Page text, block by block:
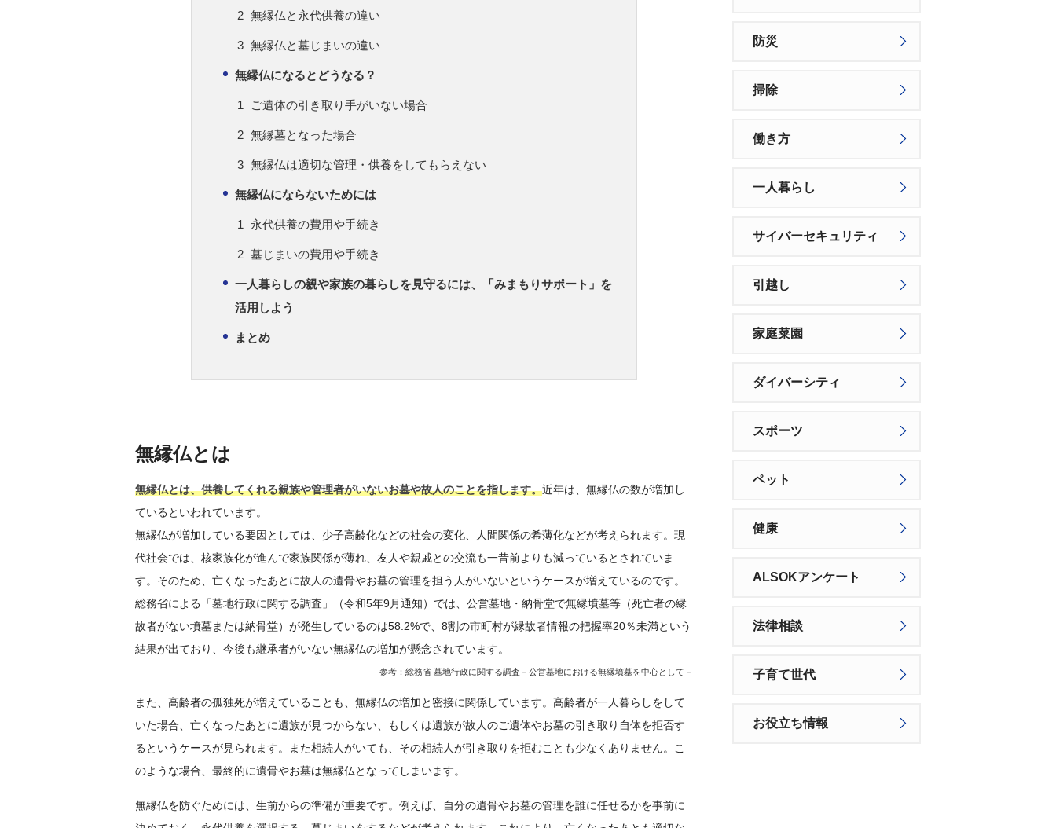
無縁仏と永代供養の違い
無縁仏と墓じまいの違い
無縁仏になるとどうなる？
ご遺体の引き取り手がいない場合
無縁墓となった場合
無縁仏は適切な管理・供養をしてもらえない
無縁仏にならないためには
永代供養の費用や手続き
墓じまいの費用や手続き
一人暮らしの親や家族の暮らしを見守るには、「みまもりサポート」を
活用しよう
まとめ
無縁仏とは
無縁仏とは、供養してくれる親族や管理者がいないお墓や故人のことを指します。近年は、無縁仏の数が増加し
ているといわれています。
無縁仏が増加している要因としては、少子高齢化などの社会の変化、人間関係の希薄化などが考えられます。現
代社会では、核家族化が進んで家族関係が薄れ、友人や親戚との交流も一昔前よりも減っているとされていま
す。そのため、亡くなったあとに故人の遺骨やお墓の管理を担う人がいないというケースが増えているのです。
総務省による「墓地行政に関する調査」（令和5年9月通知）では、公営墓地・納骨堂で無縁墳墓等（死亡者の縁
故者がない墳墓または納骨堂）が発生しているのは58.2%で、8割の市町村が縁故者情報の把握率20％未満という
結果が出ており、今後も継承者がいない無縁仏の増加が懸念されています。
参考：総務省 墓地行政に関する調査－公営墓地における無縁墳墓を中心として－
また、高齢者の孤独死が増えていることも、無縁仏の増加と密接に関係しています。高齢者が一人暮らしをして
いた場合、亡くなったあとに遺族が見つからない、もしくは遺族が故人のご遺体やお墓の引き取り自体を拒否す
るというケースが見られます。また相続人がいても、その相続人が引き取りを拒むことも少なくありません。こ
のような場合、最終的に遺骨やお墓は無縁仏となってしまいます。
無縁仏を防ぐためには、生前からの準備が重要です。例えば、自分の遺骨やお墓の管理を誰に任せるかを事前に
防災
掃除
働き方
一人暮らし
サイバーセキュリティ
引越し
家庭菜園
ダイバーシティ
スポーツ
ペット
健康
ALSOKアンケート
法律相談
子育て世代
お役立ち情報